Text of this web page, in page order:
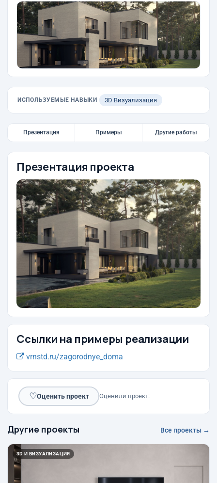
ИСПОЛЬЗУЕМЫЕ НАВЫКИ 3D Визуализация
Презентация Примеры Другие работы
Презентация проекта
Ссылки на примеры реализации
vrnstd.ru/zagorodnye_doma
♡Оценить проект Оценили проект:
Другие проекты Все проекты →
3D И ВИЗУАЛИЗАЦИЯ